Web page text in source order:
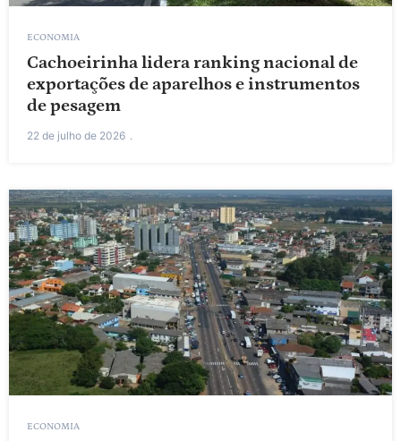
ECONOMIA
Cachoeirinha lidera ranking nacional de
exportações de aparelhos e instrumentos
de pesagem
22 de julho de 2026
ECONOMIA